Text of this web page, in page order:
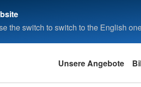
the switch to switch to the English
Unsere Angebote